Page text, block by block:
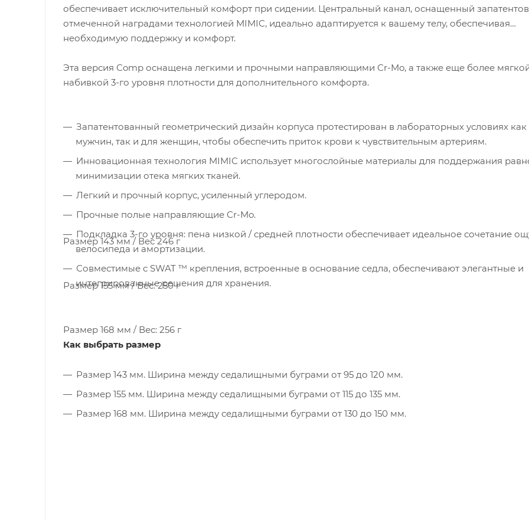
обеспечивает исключительный комфорт при сидении. Центральный канал, оснащенный
отмеченной наградами технологией MIMIC, идеально адаптируется к вашему телу, обеспечивая
необходимую поддержку и комфорт.
Эта версия Comp оснащена легкими и прочными направляющими Cr-Mo, а также еще более
набивкой 3-го уровня плотности для дополнительного комфорта.
Запатентованный геометрический дизайн корпуса протестирован в лабораторных условиях как
мужчин, так и для женщин, чтобы обеспечить приток крови к чувствительным артериям.
Инновационная технология MIMIC использует многослойные материалы для поддержания
минимизации отека мягких тканей.
Легкий и прочный корпус, усиленный углеродом.
Прочные полые направляющие Cr-Mo.
Подкладка 3-го уровня: пена низкой / средней плотности обеспечивает идеальное сочетание
велосипеда и амортизации.
Совместимые с SWAT ™ крепления, встроенные в основание седла, обеспечивают элегантные и
интегрированные решения для хранения.
Размер 143 мм / Вес 246 г
Размер 155 мм / Вес: 250 г
Размер 168 мм / Вес: 256 г
Как выбрать размер
Размер 143 мм. Ширина между седалищными буграми от 95 до 120 мм.
Размер 155 мм. Ширина между седалищными буграми от 115 до 135 мм.
Размер 168 мм. Ширина между седалищными буграми от 130 до 150 мм.